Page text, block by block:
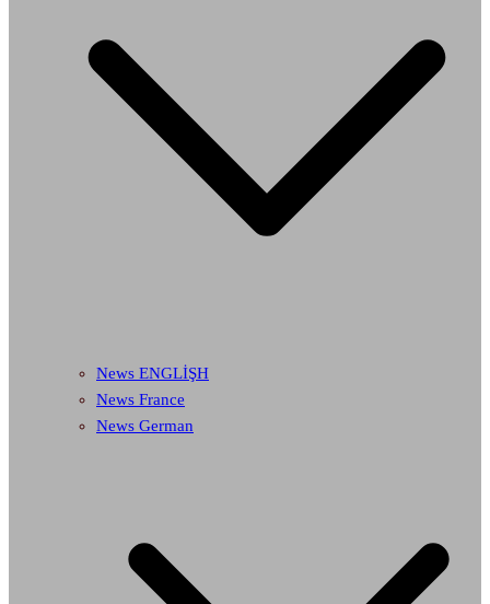
News ENGLİŞH
News France
News German